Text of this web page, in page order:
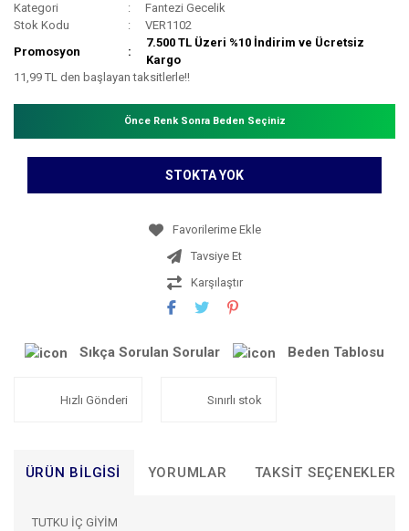
Kategori
Fantezi Gecelik
Stok Kodu
VER1102
Promosyon
7.500 TL Üzeri %10 İndirim ve Ücretsiz
Kargo
11,99 TL den başlayan taksitlerle!!
Önce Renk Sonra Beden Seçiniz
STOKTA YOK
Tavsiye Et
Karşılaştır
Sıkça Sorulan Sorular Beden Tablosu
Hızlı Gönderi Sınırlı stok
ÜRÜN BILGISI YORUMLAR TAKSIT SEÇENEKLERI
TUTKU İÇ GİYİM